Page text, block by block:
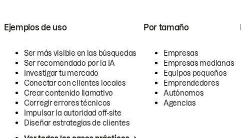
Ejemplos de uso
Ser más visible en las búsquedas
Ser recomendado por la IA
Investigar tu mercado
Conectar con clientes locales
Crear contenido llamativo
Corregir errores técnicos
Impulsar la autoridad off-site
Diseñar estrategias de clientes
Por tamaño
Empresas
Empresas medianas
Equipos pequeños
Emprendedores
Autónomos
Agencias